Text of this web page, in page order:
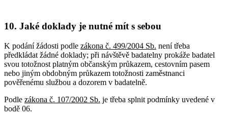
10. Jaké doklady je nutné mít s sebou
K podání žádosti podle zákona č. 499/2004 Sb. není třeba
předkládat žádné doklady; při návštěvě badatelny prokáže badatel
svou totožnost platným občanským průkazem, cestovním pasem
nebo jiným obdobným průkazem totožnosti zaměstnanci
pověřenému službou a dozorem v badatelně.
Podle zákona č. 107/2002 Sb. je třeba splnit podmínky uvedené v
bodě 06.